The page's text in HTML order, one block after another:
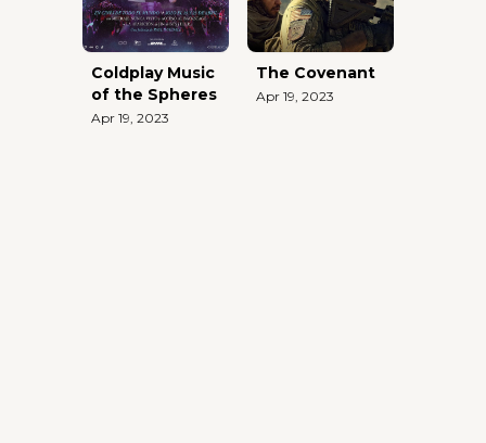
Coldplay Music
of the Spheres
Apr 19, 2023
The Covenant
Apr 19, 2023